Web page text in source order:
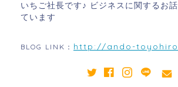
いちご社長です♪ ビジネスに関するお
ています
BLOG LINK： http://ando-